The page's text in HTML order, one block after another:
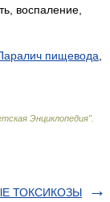
воспаление,
пищевода
Энциклопедия".
ТОКСИКОЗЫ